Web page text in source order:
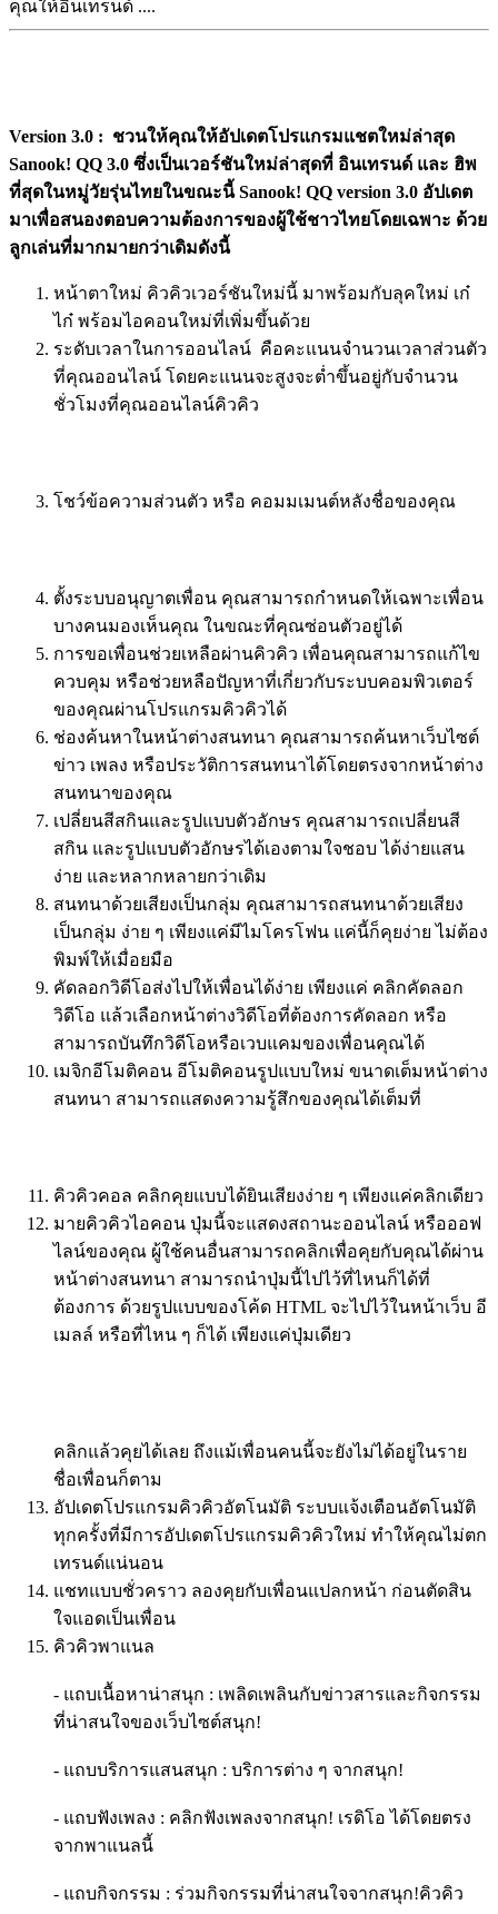
คุณให้อินเทรนด์ ....
Version 3.0 : ชวนให้คุณให้อัปเดตโปรแกรมแชตใหม่ล่าสุด
Sanook! QQ 3.0 ซึ่งเป็นเวอร์ชันใหม่ล่าสุดที่ อินเทรนด์ และ ฮิพ
ที่สุดในหมู่วัยรุ่นไทยในขณะนี้ Sanook! QQ version 3.0 อัปเดต
มาเพื่อสนองตอบความต้องการของผู้ใช้ชาวไทยโดยเฉพาะ ด้วย
ลูกเล่นที่มากมายกว่าเดิมดังนี้
หน้าตาใหม่ คิวคิวเวอร์ชันใหม่นี้ มาพร้อมกับลุคใหม่ เก๋
ไก๋ พร้อมไอคอนใหม่ที่เพิ่มขึ้นด้วย
ระดับเวลาในการออนไลน์ คือคะแนนจำนวนเวลาส่วนตัว
ที่คุณออนไลน์ โดยคะแนนจะสูงจะต่ำขึ้นอยู่กับจำนวน
ชั่วโมงที่คุณออนไลน์คิวคิว
โชว์ข้อความส่วนตัว หรือ คอมมเมนต์หลังชื่อของคุณ
ตั้งระบบอนุญาตเพื่อน คุณสามารถกำหนดให้เฉพาะเพื่อน
บางคนมองเห็นคุณ ในขณะที่คุณซ่อนตัวอยู่ได้
การขอเพื่อนช่วยเหลือผ่านคิวคิว เพื่อนคุณสามารถแก้ไข
ควบคุม หรือช่วยหลือปัญหาที่เกี่ยวกับระบบคอมพิวเตอร์
ของคุณผ่านโปรแกรมคิวคิวได้
ช่องค้นหาในหน้าต่างสนทนา คุณสามารถค้นหาเว็บไซต์
ข่าว เพลง หรือประวัติการสนทนาได้โดยตรงจากหน้าต่าง
สนทนาของคุณ
เปลี่ยนสีสกินและรูปแบบตัวอักษร คุณสามารถเปลี่ยนสี
สกิน และรูปแบบตัวอักษรได้เองตามใจชอบ ได้ง่ายแสน
ง่าย และหลากหลายกว่าเดิม
สนทนาด้วยเสียงเป็นกลุ่ม คุณสามารถสนทนาด้วยเสียง
เป็นกลุ่ม ง่าย ๆ เพียงแค่มีไมโครโฟน แค่นี้ก็คุยง่าย ไม่ต้อง
พิมพ์ให้เมื่อยมือ
คัดลอกวิดีโอส่งไปให้เพื่อนได้ง่าย เพียงแค่ คลิกคัดลอก
วิดีโอ แล้วเลือกหน้าต่างวิดีโอที่ต้องการคัดลอก หรือ
สามารถบันทึกวิดีโอหรือเวบแคมของเพื่อนคุณได้
เมจิกอีโมติคอน อีโมติคอนรูปแบบใหม่ ขนาดเต็มหน้าต่าง
สนทนา สามารถแสดงความรู้สึกของคุณได้เต็มที่
คิวคิวคอล คลิกคุยแบบได้ยินเสียงง่าย ๆ เพียงแค่คลิกเดียว
มายคิวคิวไอคอน ปุ่มนี้จะแสดงสถานะออนไลน์ หรือออฟ
ไลน์ของคุณ ผู้ใช้คนอื่นสามารถคลิกเพื่อคุยกับคุณได้ผ่าน
หน้าต่างสนทนา สามารถนำปุ่มนี้ไปไว้ที่ไหนก็ได้ที่
ต้องการ ด้วยรูปแบบของโค้ด HTML จะไปไว้ในหน้าเว็บ อี
เมลล์ หรือที่ไหน ๆ ก็ได้ เพียงแค่ปุ่มเดียว
คลิกแล้วคุยได้เลย ถึงแม้เพื่อนคนนี้จะยังไม่ได้อยู่ในราย
ชื่อเพื่อนก็ตาม
อัปเดตโปรแกรมคิวคิวอัตโนมัติ ระบบแจ้งเตือนอัตโนมัติ
ทุกครั้งที่มีการอัปเดตโปรแกรมคิวคิวใหม่ ทำให้คุณไม่ตก
เทรนด์แน่นอน
แชทแบบชั่วคราว ลองคุยกับเพื่อนแปลกหน้า ก่อนตัดสิน
ใจแอดเป็นเพื่อน
คิวคิวพาแนล
- แถบเนื้อหาน่าสนุก : เพลิดเพลินกับข่าวสารและกิจกรรม
ที่น่าสนใจของเว็บไซต์สนุก!
- แถบบริการแสนสนุก : บริการต่าง ๆ จากสนุก!
- แถบฟังเพลง : คลิกฟังเพลงจากสนุก! เรดิโอ ได้โดยตรง
จากพาแนลนี้
- แถบกิจกรรม : ร่วมกิจกรรมที่น่าสนใจจากสนุก!คิวคิว